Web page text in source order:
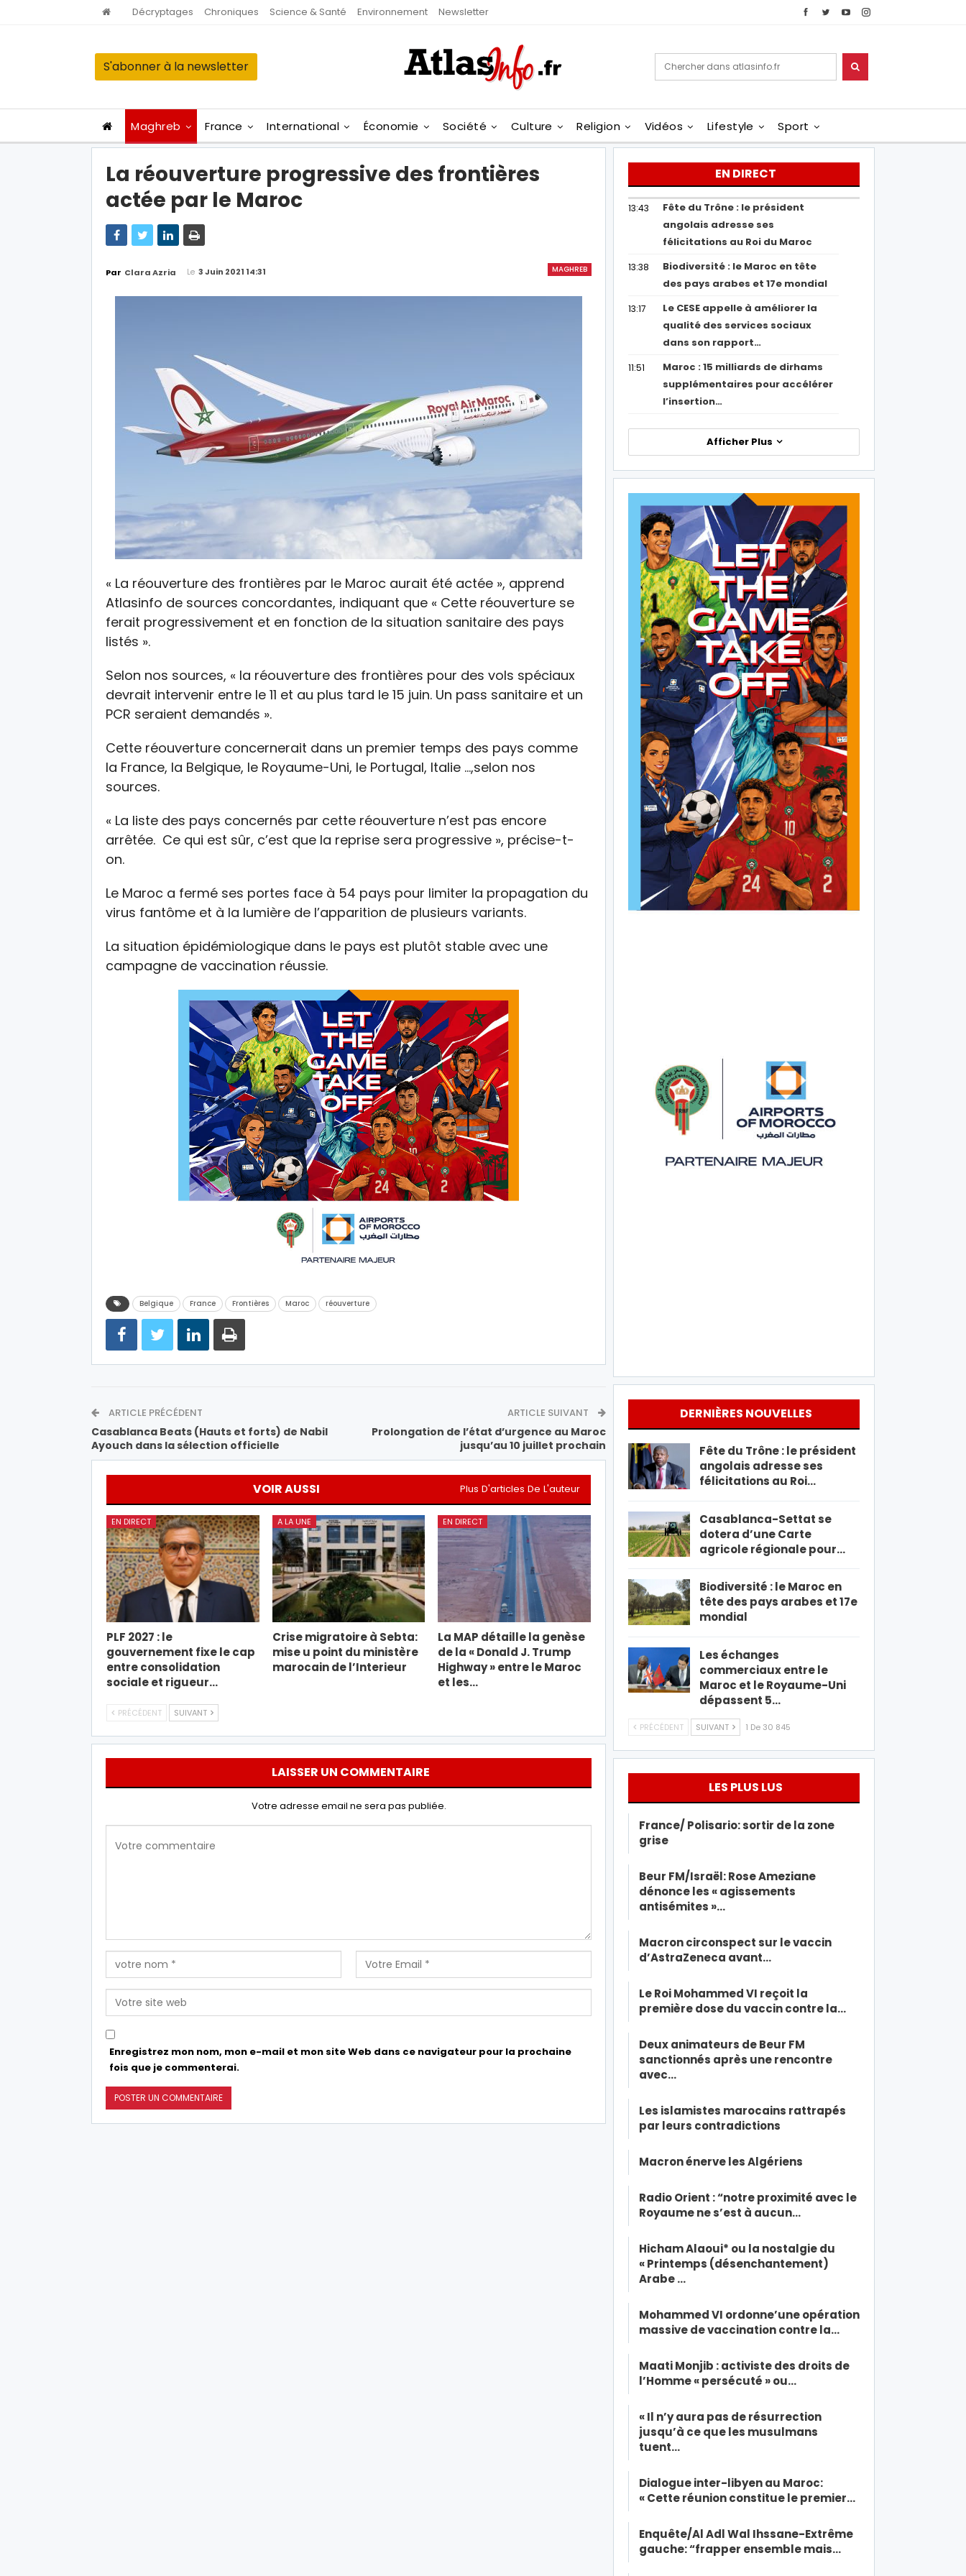
Décryptages Chroniques Science & Santé Environnement Newsletter
S'abonner à la newsletter
Maghreb France International Économie Société Culture Religion Vidéos Lifestyle Sport
La réouverture progressive des frontières
actée par le Maroc
MAGHREB
Par Clara Azria Le 3 Juin 2021 14:31
« La réouverture des frontières par le Maroc aurait été actée », apprend
Atlasinfo de sources concordantes, indiquant que « Cette réouverture se
ferait progressivement et en fonction de la situation sanitaire des pays
listés ».
Selon nos sources, « la réouverture des frontières pour des vols spéciaux
devrait intervenir entre le 11 et au plus tard le 15 juin. Un pass sanitaire et un
PCR seraient demandés ».
Cette réouverture concernerait dans un premier temps des pays comme
la France, la Belgique, le Royaume-Uni, le Portugal, Italie …,selon nos
sources.
« La liste des pays concernés par cette réouverture n’est pas encore
arrêtée. Ce qui est sûr, c’est que la reprise sera progressive », précise-t-
on.
Le Maroc a fermé ses portes face à 54 pays pour limiter la propagation du
virus fantôme et à la lumière de l’apparition de plusieurs variants.
La situation épidémiologique dans le pays est plutôt stable avec une
campagne de vaccination réussie.
Belgique France Frontières Maroc réouverture
ARTICLE PRÉCÉDENT
Casablanca Beats (Hauts et forts) de Nabil
Ayouch dans la sélection officielle
ARTICLE SUIVANT
Prolongation de l’état d’urgence au Maroc
jusqu’au 10 juillet prochain
VOIR AUSSI Plus D'articles De L'auteur
EN DIRECT
PLF 2027 : le
gouvernement fixe le cap
entre consolidation
sociale et rigueur…
A LA UNE
Crise migratoire à Sebta:
mise u point du ministère
marocain de l’Interieur
EN DIRECT
La MAP détaille la genèse
de la « Donald J. Trump
Highway » entre le Maroc
et les…
PRÉCÉDENT SUIVANT
LAISSER UN COMMENTAIRE
Votre adresse email ne sera pas publiée.
Enregistrez mon nom, mon e-mail et mon site Web dans ce navigateur pour la prochaine
fois que je commenterai.
EN DIRECT
13:43
Fête du Trône : le président
angolais adresse ses
félicitations au Roi du Maroc
13:38
Biodiversité : le Maroc en tête
des pays arabes et 17e mondial
13:17
Le CESE appelle à améliorer la
qualité des services sociaux
dans son rapport…
11:51
Maroc : 15 milliards de dirhams
supplémentaires pour accélérer
l’insertion…
Afficher Plus
DERNIÈRES NOUVELLES
Fête du Trône : le président
angolais adresse ses
félicitations au Roi…
Casablanca-Settat se
dotera d’une Carte
agricole régionale pour…
Biodiversité : le Maroc en
tête des pays arabes et 17e
mondial
Les échanges
commerciaux entre le
Maroc et le Royaume-Uni
dépassent 5…
PRÉCÉDENT SUIVANT 1 De 30 845
LES PLUS LUS
France/ Polisario: sortir de la zone
grise
Beur FM/Israël: Rose Ameziane
dénonce les « agissements
antisémites »…
Macron circonspect sur le vaccin
d’AstraZeneca avant…
Le Roi Mohammed VI reçoit la
première dose du vaccin contre la…
Deux animateurs de Beur FM
sanctionnés après une rencontre
avec…
Les islamistes marocains rattrapés
par leurs contradictions
Macron énerve les Algériens
Radio Orient : “notre proximité avec le
Royaume ne s’est à aucun…
Hicham Alaoui* ou la nostalgie du
« Printemps (désenchantement)
Arabe …
Mohammed VI ordonne’une opération
massive de vaccination contre la…
Maati Monjib : activiste des droits de
l’Homme « persécuté » ou…
« Il n’y aura pas de résurrection
jusqu’à ce que les musulmans
tuent…
Dialogue inter-libyen au Maroc:
« Cette réunion constitue le premier…
Enquête/Al Adl Wal Ihssane-Extrême
gauche: “frapper ensemble mais…